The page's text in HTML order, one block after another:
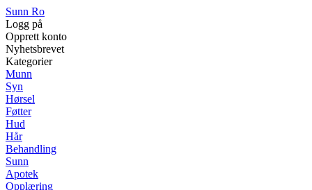
Sunn Ro
Logg på
Opprett konto
Nyhetsbrevet
Kategorier
Munn
Syn
Hørsel
Føtter
Hud
Hår
Behandling
Sunn
Apotek
Opplæring